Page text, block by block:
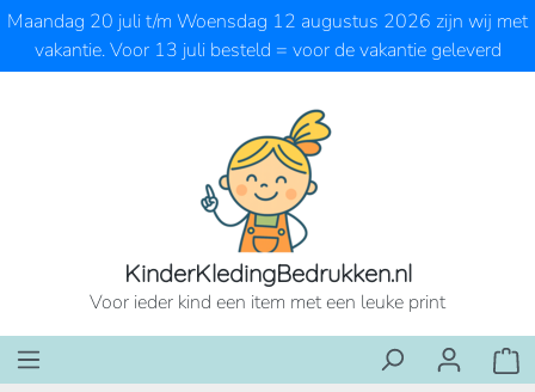
Ga naar de hoofdinhoud
Maandag 20 juli t/m Woensdag 12 augustus 2026 zijn wij met
vakantie. Voor 13 juli besteld = voor de vakantie geleverd
KinderKledingBedrukken.nl
Voor ieder kind een item met een leuke print